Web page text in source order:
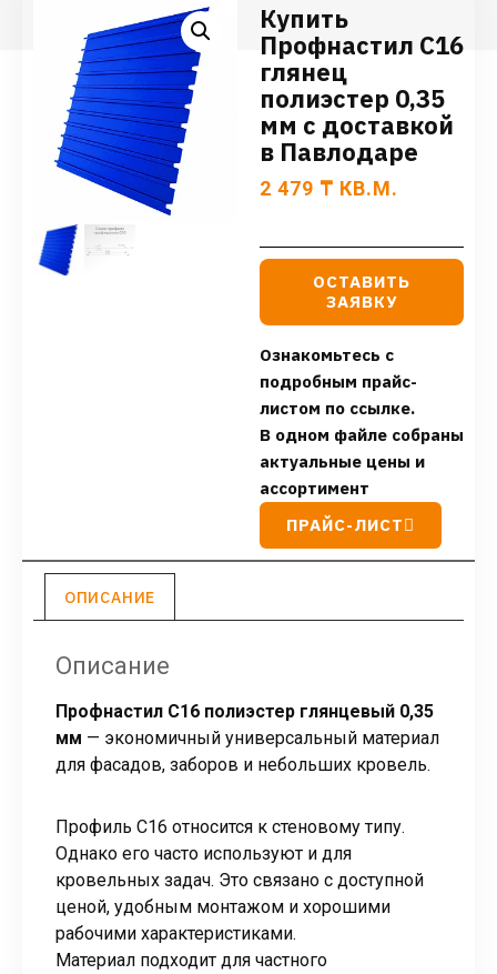
Купить
Профнастил С16
глянец
полиэстер 0,35
мм с доставкой
в Павлодаре
2 479 ₸ КВ.М.
ОСТАВИТЬ
ЗАЯВКУ
Ознакомьтесь с
подробным прайс-
листом по ссылке.
В одном файле собраны
актуальные цены и
ассортимент
ПРАЙС-ЛИСТ
ОПИСАНИЕ
Описание
Профнастил С16 полиэстер глянцевый 0,35
мм — экономичный универсальный материал
для фасадов, заборов и небольших кровель.
Профиль С16 относится к стеновому типу.
Однако его часто используют и для
кровельных задач. Это связано с доступной
ценой, удобным монтажом и хорошими
рабочими характеристиками.
Материал подходит для частного